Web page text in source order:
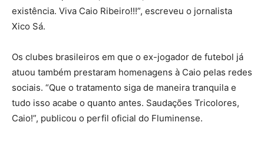
existência. Viva Caio Ribeiro!!!”, escreveu o jornalista
Xico Sá.
Os clubes brasileiros em que o ex-jogador de futebol já
atuou também prestaram homenagens à Caio pelas redes
sociais. “Que o tratamento siga de maneira tranquila e
tudo isso acabe o quanto antes. Saudações Tricolores,
Caio!”, publicou o perfil oficial do Fluminense.